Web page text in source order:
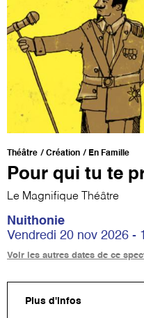
Théâtre Création En Famille
Pour qui tu te
Le Magnifique Théâtre
Nuithonie
Vendredi 20 nov 2026 -
Voir les autres dates de ce
Plus d'infos